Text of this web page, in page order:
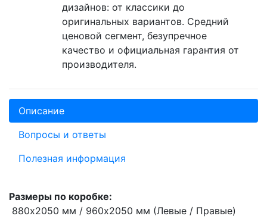
дизайнов: от классики до
оригинальных вариантов. Средний
ценовой сегмент, безупречное
качество и официальная гарантия от
производителя.
Описание
Вопросы и ответы
Полезная информация
Размеры по коробке:
880х2050 мм / 960х2050 мм (Левые / Правые)